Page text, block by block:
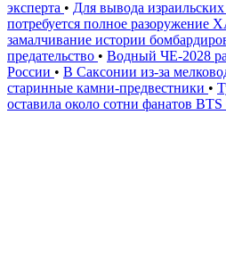
эксперта • Для вывода
потребуется полное
замалчивание истории
предательство • Водный ЧЕ-2028
России • В Саксонии из-за
старинные камни-предвестники •
оставила около сотни фанатов BTS